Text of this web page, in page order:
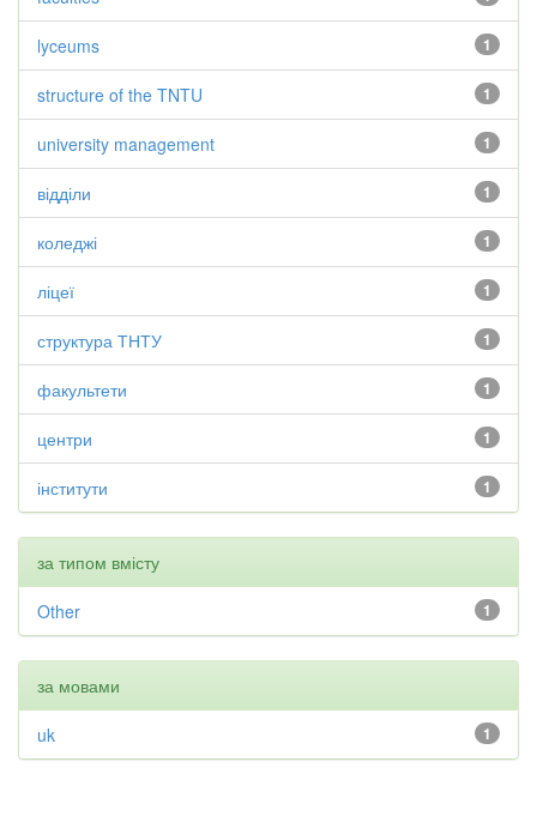
1
lyceums
1
structure of the TNTU
1
university management
1
відділи
1
коледжі
1
ліцеї
1
структура ТНТУ
1
факультети
1
центри
1
інститути
за типом вмісту
1
Other
за мовами
1
uk